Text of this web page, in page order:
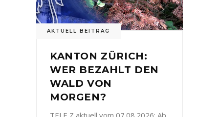
AKTUELL BEITRAG
KANTON ZÜRICH:
WER BEZAHLT DEN
WALD VON
MORGEN?
TELE Z aktuell vom 07.08.2026: Ab